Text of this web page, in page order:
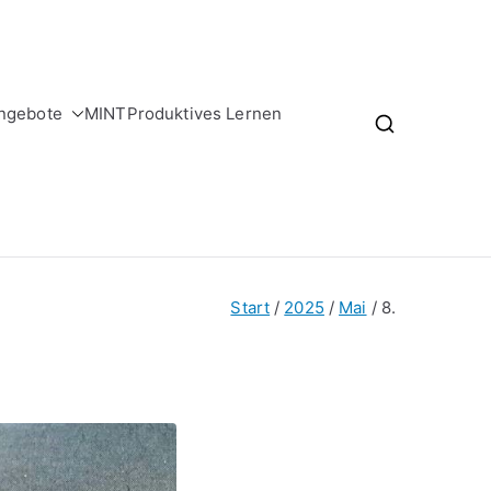
MINTProduktives Lernen
Start 2025 Mai 8.